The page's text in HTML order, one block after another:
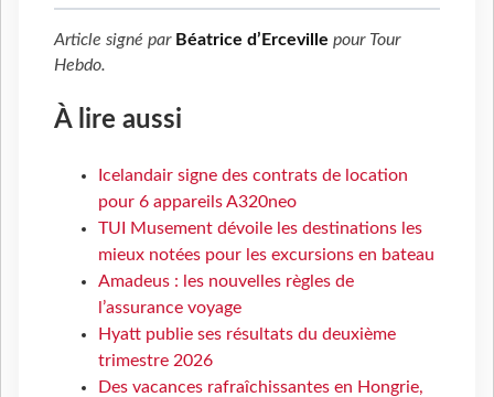
Article signé par Béatrice d’Erceville pour Tour
Hebdo.
À lire aussi
Icelandair signe des contrats de location
pour 6 appareils A320neo
TUI Musement dévoile les destinations les
mieux notées pour les excursions en bateau
Amadeus : les nouvelles règles de
l’assurance voyage
Hyatt publie ses résultats du deuxième
trimestre 2026
Des vacances rafraîchissantes en Hongrie,